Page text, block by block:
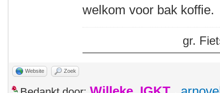
welkom voor bak koffie.
gr.
Website Zoek